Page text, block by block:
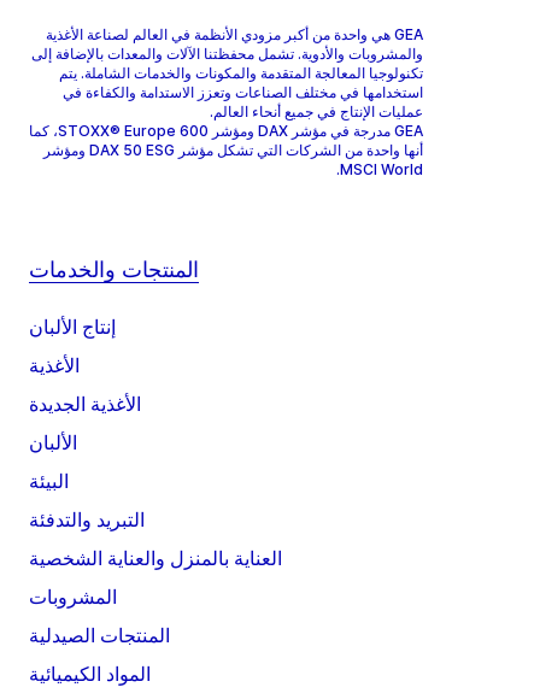
GEA هي واحدة من أكبر مزودي الأنظمة في العالم لصناعة الأغذية
والمشروبات والأدوية. تشمل محفظتنا الآلات والمعدات بالإضافة إلى
تكنولوجيا المعالجة المتقدمة والمكونات والخدمات الشاملة. يتم
استخدامها في مختلف الصناعات وتعزز الاستدامة والكفاءة في
عمليات الإنتاج في جميع أنحاء العالم.
GEA مدرجة في مؤشر DAX ومؤشر STOXX® Europe 600، كما
أنها واحدة من الشركات التي تشكل مؤشر DAX 50 ESG ومؤشر
MSCI World.
المنتجات والخدمات
إنتاج الألبان
الأغذية
الأغذية الجديدة
الألبان
البيئة
التبريد والتدفئة
العناية بالمنزل والعناية الشخصية
المشروبات
المنتجات الصيدلية
المواد الكيميائية